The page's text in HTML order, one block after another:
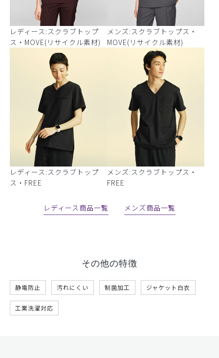
レディース:スクラブトップ
ス・MOVE(リサイクル素材)
メンズ:スクラブトップス・
MOVE(リサイクル素材)
レディース:スクラブトップ
ス・FREE
メンズ:スクラブトップス・
FREE
レディース商品一覧 メンズ商品一覧
その他の特徴
静電防止 汚れにくい 制菌加工 ジャケット白衣
工業洗濯対応